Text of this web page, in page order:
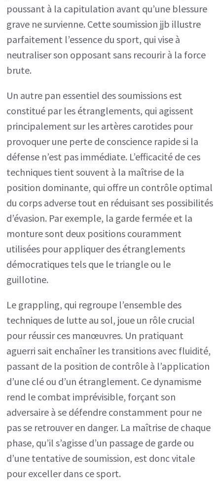
poussant à la capitulation avant qu’une blessure
grave ne survienne. Cette soumission jjb illustre
parfaitement l’essence du sport, qui vise à
neutraliser son opposant sans recourir à la force
brute.
Un autre pan essentiel des soumissions est
constitué par les étranglements, qui agissent
principalement sur les artères carotides pour
provoquer une perte de conscience rapide si la
défense n’est pas immédiate. L’efficacité de ces
techniques tient souvent à la maîtrise de la
position dominante, qui offre un contrôle optimal
du corps adverse tout en réduisant ses possibilités
d’évasion. Par exemple, la garde fermée et la
monture sont deux positions couramment
utilisées pour appliquer des étranglements
démocratiques tels que le triangle ou le
guillotine.
Le grappling, qui regroupe l’ensemble des
techniques de lutte au sol, joue un rôle crucial
pour réussir ces manœuvres. Un pratiquant
aguerri sait enchaîner les transitions avec fluidité,
passant de la position de contrôle à l’application
d’une clé ou d’un étranglement. Ce dynamisme
rend le combat imprévisible, forçant son
adversaire à se défendre constamment pour ne
pas se retrouver en danger. La maîtrise de chaque
phase, qu’il s’agisse d’un passage de garde ou
d’une tentative de soumission, est donc vitale
pour exceller dans ce sport.